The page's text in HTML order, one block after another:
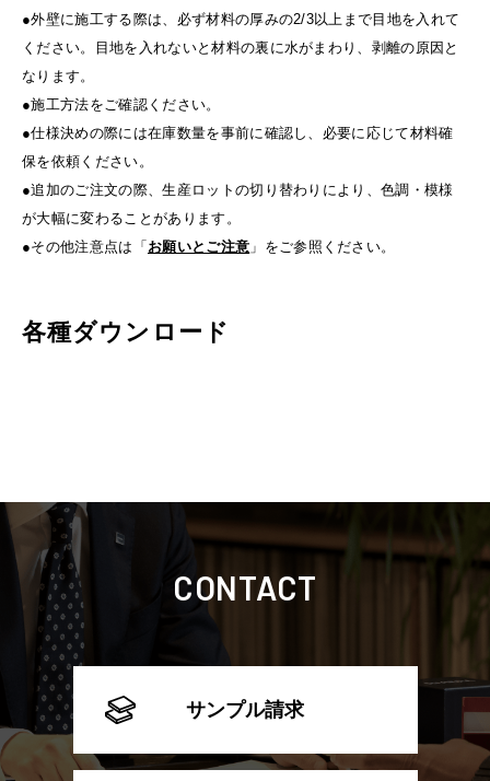
●外壁に施工する際は、必ず材料の厚みの2/3以上まで目地を入れて
ください。目地を入れないと材料の裏に水がまわり、剥離の原因と
なります。
●施工方法をご確認ください。
●仕様決めの際には在庫数量を事前に確認し、必要に応じて材料確
保を依頼ください。
●追加のご注文の際、生産ロットの切り替わりにより、色調・模様
が大幅に変わることがあります。
●その他注意点は「 お願いとご注意 」をご参照ください。
各種ダウンロード
CONTACT
サンプル請求